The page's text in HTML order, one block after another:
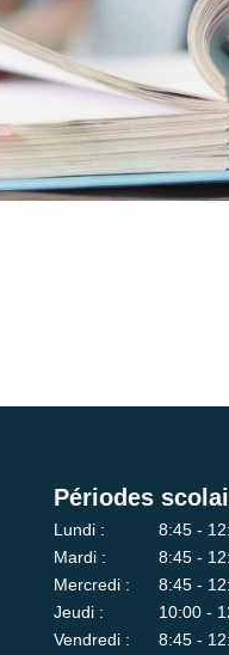
Périodes
Lundi :
8:45 -
Mardi :
8:45 -
Mercredi :
8:45 -
Jeudi :
10:00 -
Vendredi :
8:45 -